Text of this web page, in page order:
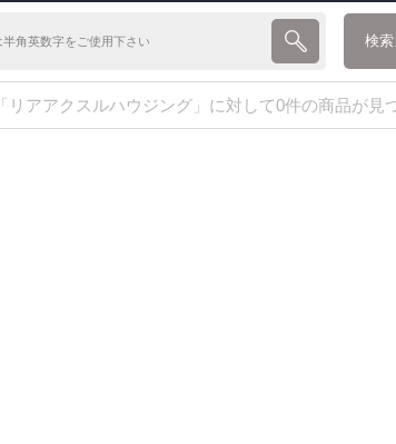
検索
「リアアクスルハウジング」に対して0件の商品が見